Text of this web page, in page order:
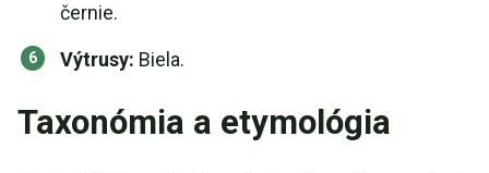
černie.
Výtrusy: Biela.
Taxonómia a etymológia